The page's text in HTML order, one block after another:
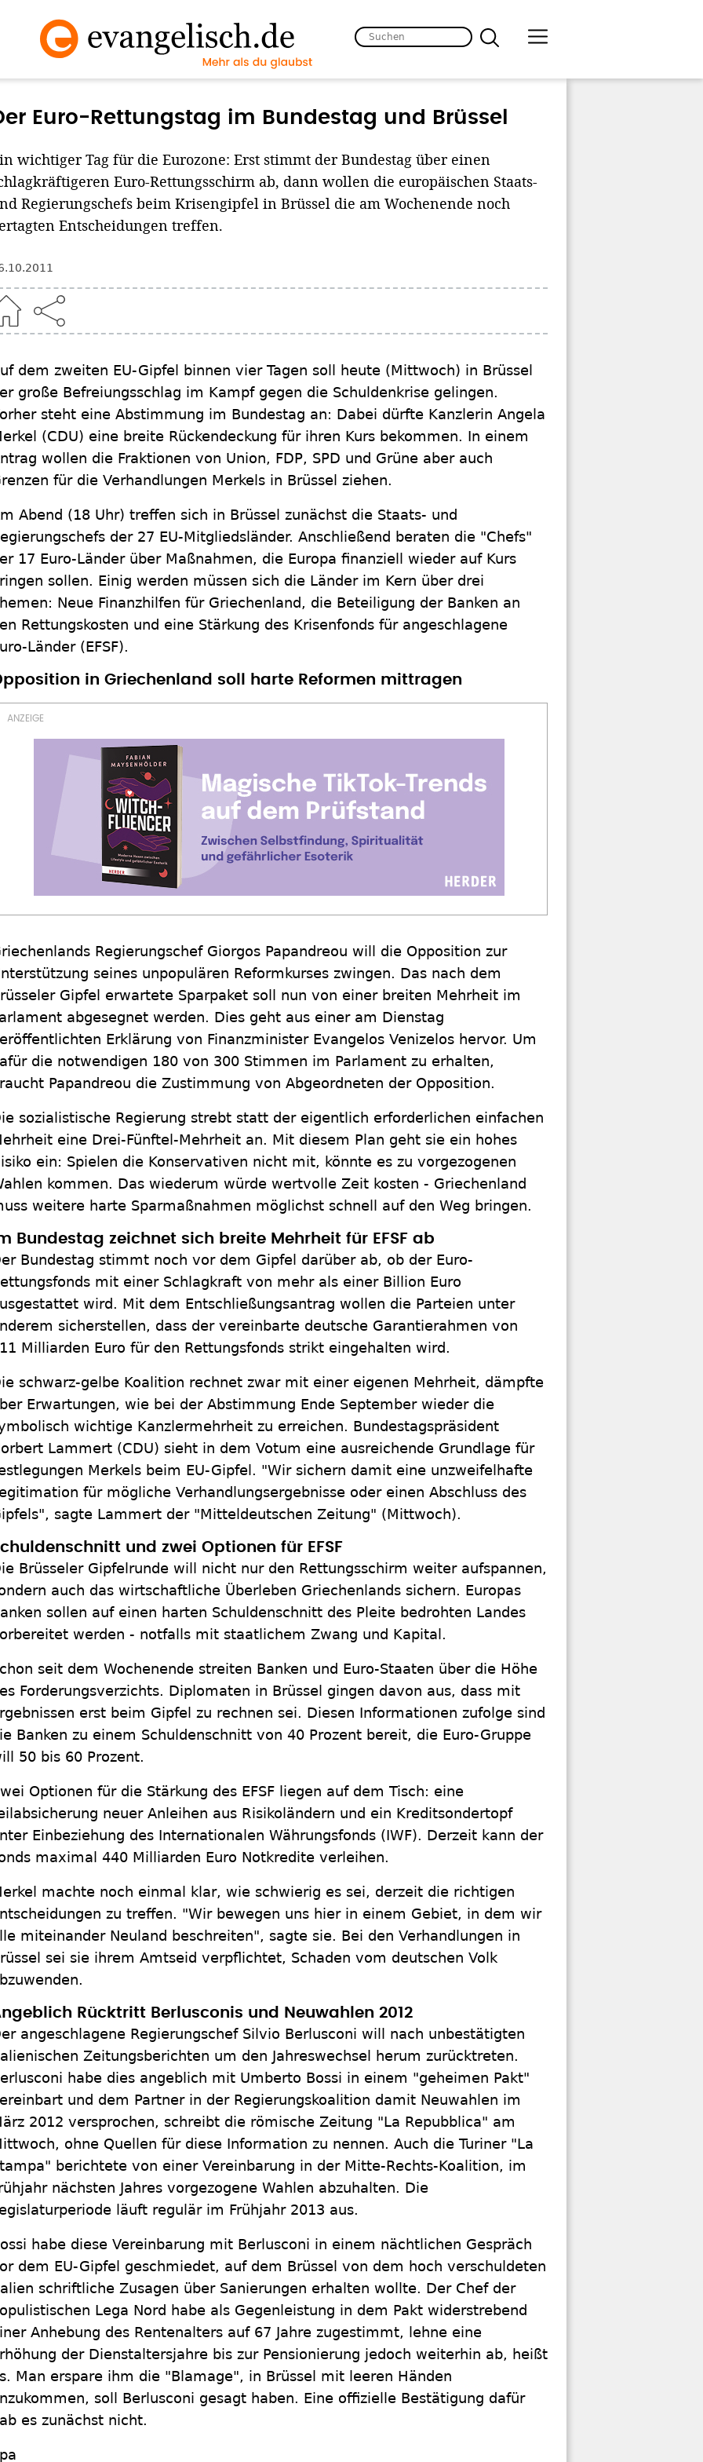
Euro-Rettungstag im Bundestag und Brüssel
wichtiger Tag für die Eurozone: Erst stimmt der Bundestag über einen
Euro-Rettungsschirm ab, dann wollen die europäischen Staats-
Regierungschefs beim Krisengipfel in Brüssel die am Wochenende noch
Entscheidungen treffen.
dem zweiten EU-Gipfel binnen vier Tagen soll heute (Mittwoch) in Brüssel
große Befreiungsschlag im Kampf gegen die Schuldenkrise gelingen.
steht eine Abstimmung im Bundestag an: Dabei dürfte Kanzlerin Angela
(CDU) eine breite Rückendeckung für ihren Kurs bekommen. In einem
wollen die Fraktionen von Union, FDP, SPD und Grüne aber auch
für die Verhandlungen Merkels in Brüssel ziehen.
Abend (18 Uhr) treffen sich in Brüssel zunächst die Staats- und
der 27 EU-Mitgliedsländer. Anschließend beraten die "Chefs"
17 Euro-Länder über Maßnahmen, die Europa finanziell wieder auf Kurs
sollen. Einig werden müssen sich die Länder im Kern über drei
Neue Finanzhilfen für Griechenland, die Beteiligung der Banken an
Rettungskosten und eine Stärkung des Krisenfonds für angeschlagene
Länder (EFSF).
in Griechenland soll harte Reformen mittragen
Regierungschef Giorgos Papandreou will die Opposition zur
seines unpopulären Reformkurses zwingen. Das nach dem
Gipfel erwartete Sparpaket soll nun von einer breiten Mehrheit im
abgesegnet werden. Dies geht aus einer am Dienstag
Erklärung von Finanzminister Evangelos Venizelos hervor. Um
die notwendigen 180 von 300 Stimmen im Parlament zu erhalten,
Papandreou die Zustimmung von Abgeordneten der Opposition.
sozialistische Regierung strebt statt der eigentlich erforderlichen einfachen
eine Drei-Fünftel-Mehrheit an. Mit diesem Plan geht sie ein hohes
ein: Spielen die Konservativen nicht mit, könnte es zu vorgezogenen
kommen. Das wiederum würde wertvolle Zeit kosten - Griechenland
weitere harte Sparmaßnahmen möglichst schnell auf den Weg bringen.
Bundestag zeichnet sich breite Mehrheit für EFSF ab
Bundestag stimmt noch vor dem Gipfel darüber ab, ob der Euro-
mit einer Schlagkraft von mehr als einer Billion Euro
wird. Mit dem Entschließungsantrag wollen die Parteien unter
sicherstellen, dass der vereinbarte deutsche Garantierahmen von
Milliarden Euro für den Rettungsfonds strikt eingehalten wird.
schwarz-gelbe Koalition rechnet zwar mit einer eigenen Mehrheit, dämpfte
Erwartungen, wie bei der Abstimmung Ende September wieder die
wichtige Kanzlermehrheit zu erreichen. Bundestagspräsident
Lammert (CDU) sieht in dem Votum eine ausreichende Grundlage für
Merkels beim EU-Gipfel. "Wir sichern damit eine unzweifelhafte
für mögliche Verhandlungsergebnisse oder einen Abschluss des
sagte Lammert der "Mitteldeutschen Zeitung" (Mittwoch).
und zwei Optionen für EFSF
Brüsseler Gipfelrunde will nicht nur den Rettungsschirm weiter aufspannen,
auch das wirtschaftliche Überleben Griechenlands sichern. Europas
sollen auf einen harten Schuldenschnitt des Pleite bedrohten Landes
werden - notfalls mit staatlichem Zwang und Kapital.
seit dem Wochenende streiten Banken und Euro-Staaten über die Höhe
Forderungsverzichts. Diplomaten in Brüssel gingen davon aus, dass mit
erst beim Gipfel zu rechnen sei. Diesen Informationen zufolge sind
Banken zu einem Schuldenschnitt von 40 Prozent bereit, die Euro-Gruppe
50 bis 60 Prozent.
Optionen für die Stärkung des EFSF liegen auf dem Tisch: eine
neuer Anleihen aus Risikoländern und ein Kreditsondertopf
Einbeziehung des Internationalen Währungsfonds (IWF). Derzeit kann der
maximal 440 Milliarden Euro Notkredite verleihen.
machte noch einmal klar, wie schwierig es sei, derzeit die richtigen
zu treffen. "Wir bewegen uns hier in einem Gebiet, in dem wir
miteinander Neuland beschreiten", sagte sie. Bei den Verhandlungen in
sei sie ihrem Amtseid verpflichtet, Schaden vom deutschen Volk
Rücktritt Berlusconis und Neuwahlen 2012
angeschlagene Regierungschef Silvio Berlusconi will nach unbestätigten
Zeitungsberichten um den Jahreswechsel herum zurücktreten.
habe dies angeblich mit Umberto Bossi in einem "geheimen Pakt"
und dem Partner in der Regierungskoalition damit Neuwahlen im
2012 versprochen, schreibt die römische Zeitung "La Repubblica" am
ohne Quellen für diese Information zu nennen. Auch die Turiner "La
berichtete von einer Vereinbarung in der Mitte-Rechts-Koalition, im
nächsten Jahres vorgezogene Wahlen abzuhalten. Die
läuft regulär im Frühjahr 2013 aus.
habe diese Vereinbarung mit Berlusconi in einem nächtlichen Gespräch
dem EU-Gipfel geschmiedet, auf dem Brüssel von dem hoch verschuldeten
schriftliche Zusagen über Sanierungen erhalten wollte. Der Chef der
Lega Nord habe als Gegenleistung in dem Pakt widerstrebend
Anhebung des Rentenalters auf 67 Jahre zugestimmt, lehne eine
der Dienstaltersjahre bis zur Pensionierung jedoch weiterhin ab, heißt
Man erspare ihm die "Blamage", in Brüssel mit leeren Händen
soll Berlusconi gesagt haben. Eine offizielle Bestätigung dafür
es zunächst nicht.